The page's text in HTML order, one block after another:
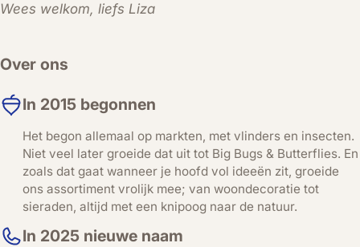
Wees welkom, liefs Liza
Over ons
In 2015 begonnen
Het begon allemaal op markten, met vlinders en insecten.
Niet veel later groeide dat uit tot Big Bugs & Butterflies. En
zoals dat gaat wanneer je hoofd vol ideeën zit, groeide
ons assortiment vrolijk mee; van woondecoratie tot
sieraden, altijd met een knipoog naar de natuur.
In 2025 nieuwe naam